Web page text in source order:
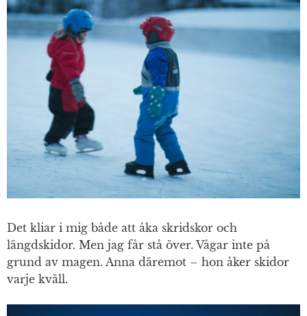
Det kliar i mig både att åka skridskor och
längdskidor. Men jag får stå över. Vågar inte på
grund av magen. Anna däremot – hon åker skidor
varje kväll.